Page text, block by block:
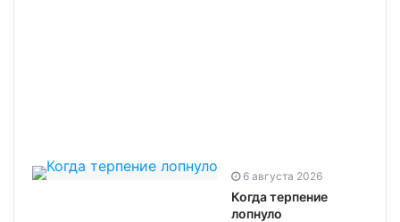
6 августа 2026
Когда терпение
лопнуло